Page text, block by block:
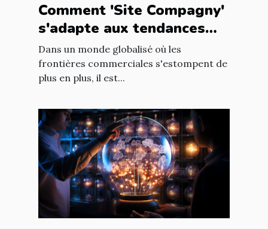
Comment 'Site Compagny'
s'adapte aux tendances
internationales du marché
en ligne
Dans un monde globalisé où les
frontières commerciales s'estompent de
plus en plus, il est...